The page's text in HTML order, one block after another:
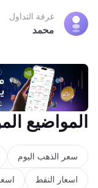
غرفة التداول
محمد
المواضيع
سعر الذهب اليوم
اسعار النفط